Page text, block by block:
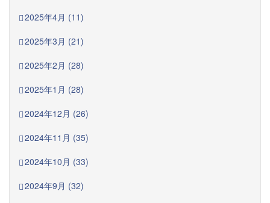
2025年4月 (11)
2025年3月 (21)
2025年2月 (28)
2025年1月 (28)
2024年12月 (26)
2024年11月 (35)
2024年10月 (33)
2024年9月 (32)